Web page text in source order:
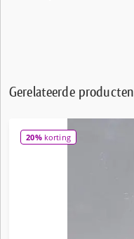
Gerelateerde producten
20%korting